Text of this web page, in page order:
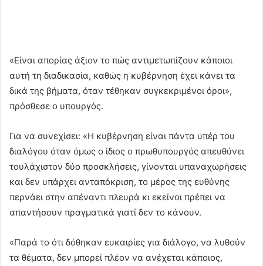
«Είναι απορίας άξιον το πώς αντιμετωπίζουν κάποιοι
αυτή τη διαδικασία, καθώς η κυβέρνηση έχει κάνει τα
δικά της βήματα, όταν τέθηκαν συγκεκριμένοι όροι»,
πρόσθεσε ο υπουργός.
Για να συνεχίσει: «Η κυβέρνηση είναι πάντα υπέρ του
διαλόγου όταν όμως ο ίδιος ο πρωθυπουργός απευθύνει
τουλάχιστον δύο προσκλήσεις, γίνονται υπαναχωρήσεις
και δεν υπάρχει ανταπόκριση, το μέρος της ευθύνης
περνάει στην απέναντι πλευρά κι εκείνοι πρέπει να
απαντήσουν πραγματικά γιατί δεν το κάνουν.
«Παρά το ότι δόθηκαν ευκαιρίες για διάλογο, να λυθούν
τα θέματα, δεν μπορεί πλέον να ανέχεται κάποιος,